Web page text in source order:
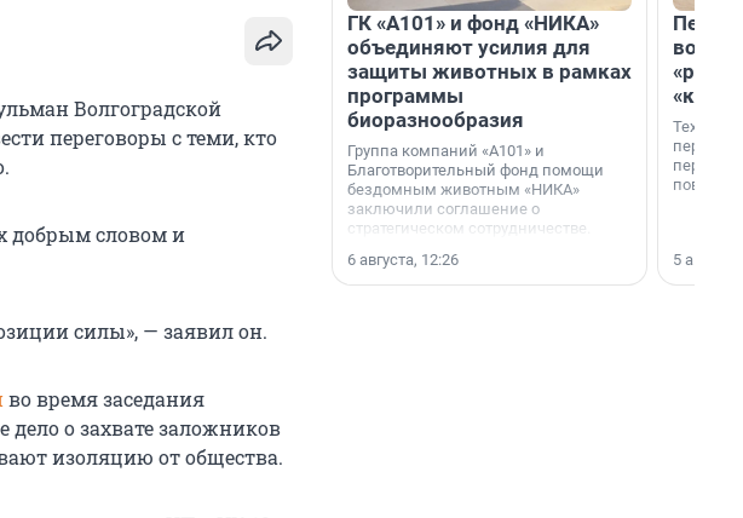
Волгоградской
переговоры с теми, кто
добрым словом и
силы», — заявил он.
во время заседания
дело о захвате заложников
изоляцию от общества.
ГК «А101» и фонд «НИКА»
объединяют усилия для
защиты животных в рамках
программы
биоразнообразия
Группа компаний «А101» и
Благотворительный фонд помощи
бездомным животным «НИКА»
заключили соглашение о
стратегическом сотрудничестве.
6 августа, 12:26
5